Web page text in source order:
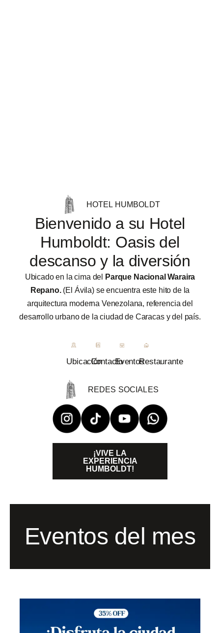
HOTEL HUMBOLDT
Bienvenido a su Hotel
Humboldt: Oasis del
descanso y la diversión
Ubicado en la cima del
Parque Nacional Waraira
Repano.(El Ávila) se encuentra este hito de la
arquitectura moderna Venezolana, referencia del
desarrollo urbano de la ciudad de Caracas y del país.
UbicaciónContactoEventosRestaurante
REDES SOCIALES
¡VIVE LA
EXPERIENCIA
HUMBOLDT!
Eventos del mes